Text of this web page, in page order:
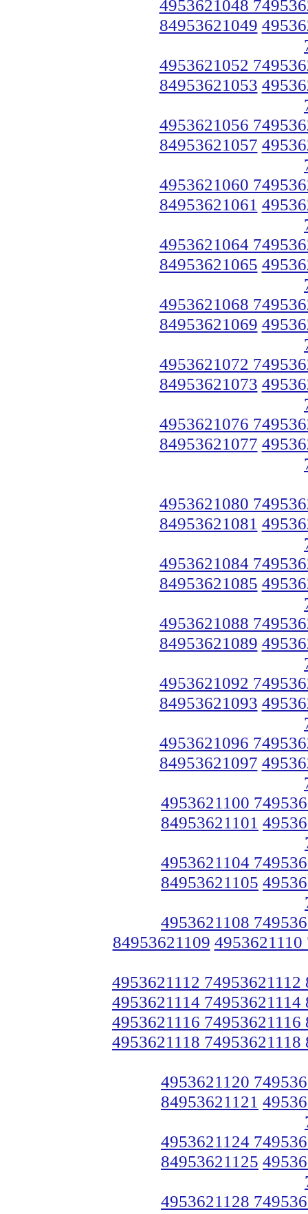
4953621048
84953621049
4953621052
84953621053
4953621056
84953621057
4953621060
84953621061
4953621064
84953621065
4953621068
84953621069
4953621072
84953621073
4953621076
84953621077
4953621080
84953621081
4953621084
84953621085
4953621088
84953621089
4953621092
84953621093
4953621096
84953621097
4953621100
84953621101
4953621104
84953621105
4953621108
84953621109 4953621110
4953621112 74953621112
4953621114 74953621114
4953621116 74953621116
4953621118 74953621118
4953621120
84953621121
4953621124
84953621125
4953621128